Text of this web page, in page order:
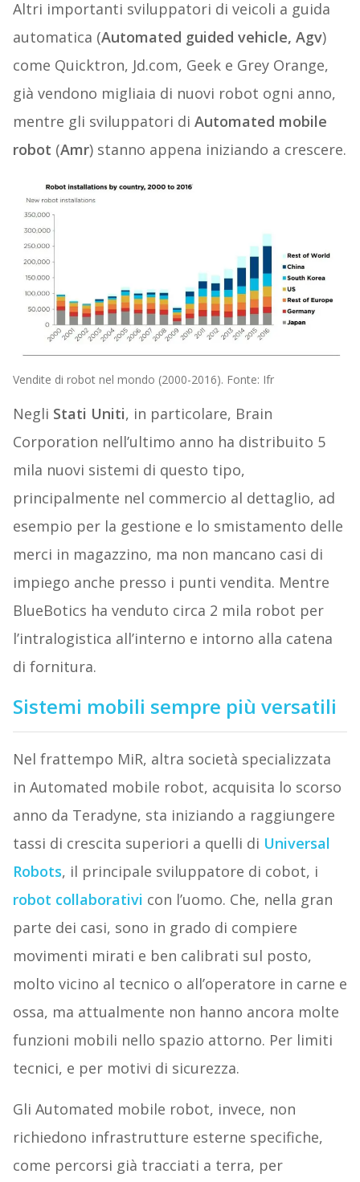
Altri importanti sviluppatori di veicoli a guida
automatica (Automated guided vehicle, Agv)
come Quicktron, Jd.com, Geek e Grey Orange,
già vendono migliaia di nuovi robot ogni anno,
mentre gli sviluppatori di Automated mobile
robot (Amr) stanno appena iniziando a crescere.
Vendite di robot nel mondo (2000-2016). Fonte: Ifr
Negli Stati Uniti, in particolare, Brain
Corporation nell’ultimo anno ha distribuito 5
mila nuovi sistemi di questo tipo,
principalmente nel commercio al dettaglio, ad
esempio per la gestione e lo smistamento delle
merci in magazzino, ma non mancano casi di
impiego anche presso i punti vendita. Mentre
BlueBotics ha venduto circa 2 mila robot per
l’intralogistica all’interno e intorno alla catena
di fornitura.
Sistemi mobili sempre più versatili
Nel frattempo MiR, altra società specializzata
in Automated mobile robot, acquisita lo scorso
anno da Teradyne, sta iniziando a raggiungere
tassi di crescita superiori a quelli di Universal
Robots, il principale sviluppatore di cobot, i
robot collaborativi con l’uomo. Che, nella gran
parte dei casi, sono in grado di compiere
movimenti mirati e ben calibrati sul posto,
molto vicino al tecnico o all’operatore in carne e
ossa, ma attualmente non hanno ancora molte
funzioni mobili nello spazio attorno. Per limiti
tecnici, e per motivi di sicurezza.
Gli Automated mobile robot, invece, non
richiedono infrastrutture esterne specifiche,
come percorsi già tracciati a terra, per